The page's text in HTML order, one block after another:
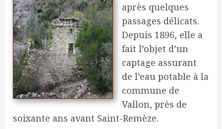
après quelques
passages délicats.
Depuis 1896, elle a
fait l’objet d’un
captage assurant
de l’eau potable à la
commune de
Vallon, près de
soixante ans avant Saint-Remèze.